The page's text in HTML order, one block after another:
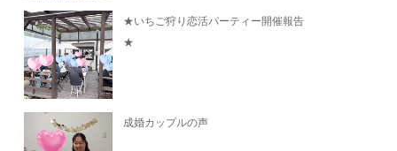
★いちご狩り恋活パーティー開催報告
★
成婚カップルの声